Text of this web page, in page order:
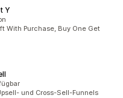
Y
With Purchase, Buy One Get
und Cross-Sell-Funnels